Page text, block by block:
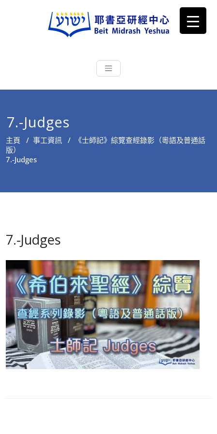
耶書亞研經中心
根源明白聖經，成為更好的門徒
7.-Judges
主頁 / 事工資訊 /
《士師記》綜覽查經錄影（粵語及普通話
版）
7.-Judges
7.-Judges